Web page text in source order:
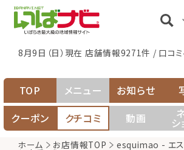
8月9日（日）現在 店舗情報9271件 / 口コ
ホーム お店情報TOP esquimao - エ
TOP メニュー お知らせ
クーポン
クチコミ 動画 シ